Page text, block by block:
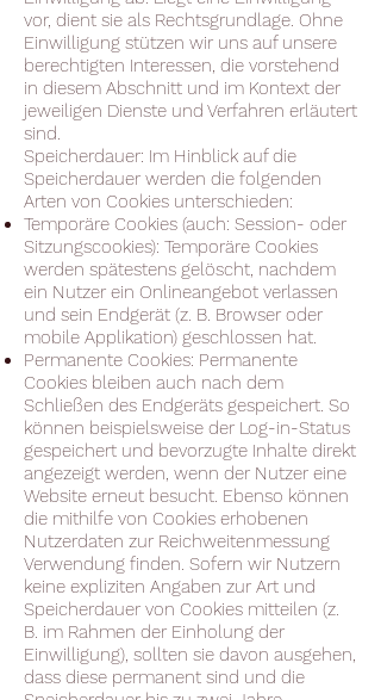
vor, dient sie als Rechtsgrundlage. Ohne
Einwilligung stützen wir uns auf unsere
berechtigten Interessen, die vorstehend
in diesem Abschnitt und im Kontext der
jeweiligen Dienste und Verfahren erläutert
sind.
Speicherdauer: Im Hinblick auf die
Speicherdauer werden die folgenden
Arten von Cookies unterschieden:
Temporäre Cookies (auch: Session- oder
Sitzungscookies): Temporäre Cookies
werden spätestens gelöscht, nachdem
ein Nutzer ein Onlineangebot verlassen
und sein Endgerät (z. B. Browser oder
mobile Applikation) geschlossen hat.
Permanente Cookies: Permanente
Cookies bleiben auch nach dem
Schließen des Endgeräts gespeichert. So
können beispielsweise der Log-in-Status
gespeichert und bevorzugte Inhalte direkt
angezeigt werden, wenn der Nutzer eine
Website erneut besucht. Ebenso können
die mithilfe von Cookies erhobenen
Nutzerdaten zur Reichweitenmessung
Verwendung finden. Sofern wir Nutzern
keine expliziten Angaben zur Art und
Speicherdauer von Cookies mitteilen (z.
B. im Rahmen der Einholung der
Einwilligung), sollten sie davon ausgehen,
dass diese permanent sind und die